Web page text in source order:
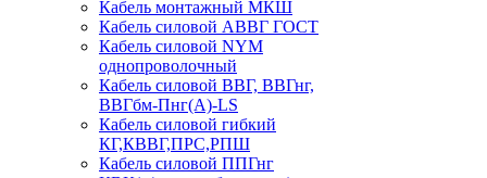
Кабель монтажный МКШ
Кабель силовой АВВГ ГОСТ
Кабель силовой NYM
однопроволочный
Кабель силовой ВВГ, ВВГнг,
ВВГбм-Пнг(А)-LS
Кабель силовой гибкий
КГ,КВВГ,ПРС,РПШ
Кабель силовой ППГнг